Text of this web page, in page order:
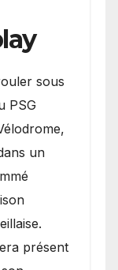
sous
PSG
un
présent